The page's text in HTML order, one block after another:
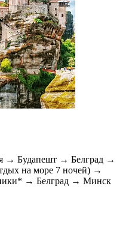
Будапешт → Белград →
на море 7 ночей) →
→ Белград → Минск